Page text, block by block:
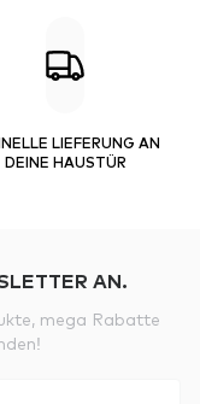
LIEFERUNG AN
DEINE HAUSTÜR
AN.
mega Rabatte